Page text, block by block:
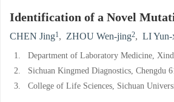
Identification of a Novel
CHEN Jing1, ZHOU Wen-jing2, LI Yun-
1.
Department of Laboratory Medicine,
2.
Sichuan Kingmed Diagnostics, Chengdu
3.
College of Life Sciences, Sichuan